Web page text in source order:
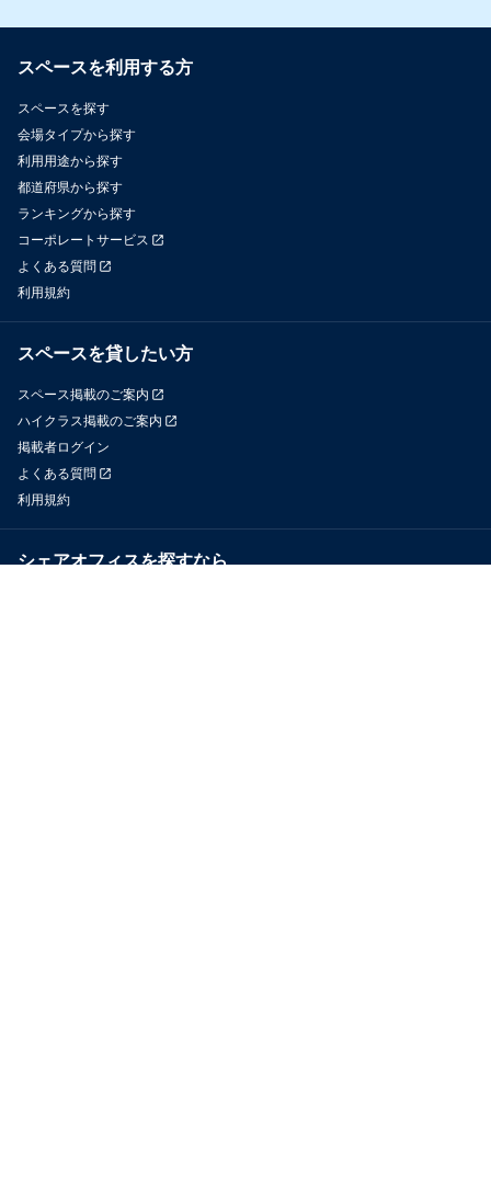
スペースを利用する方
スペースを探す
会場タイプから探す
利用用途から探す
都道府県から探す
ランキングから探す
コーポレートサービス
よくある質問
利用規約
スペースを貸したい方
スペース掲載のご案内
ハイクラス掲載のご案内
掲載者ログイン
よくある質問
利用規約
シェアオフィスを探すなら